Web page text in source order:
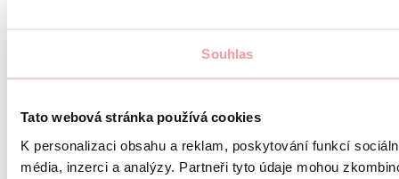
Souhlas
Tato webová stránka používá cookies
K personalizaci obsahu a reklam, poskytování funkcí
média, inzerci a analýzy. Partneři tyto údaje mohou